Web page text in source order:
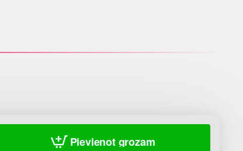
Pievienot grozam